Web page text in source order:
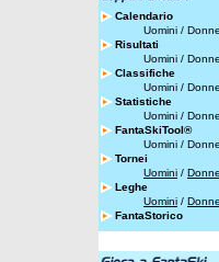
Calendario
Uomini / Donne
Risultati
Uomini / Donne
Classifiche
Uomini / Donne
Statistiche
Uomini / Donne
FantaSkiTool®
Uomini / Donne
Tornei
Uomini / Donne
Leghe
Uomini / Donne
FantaStorico